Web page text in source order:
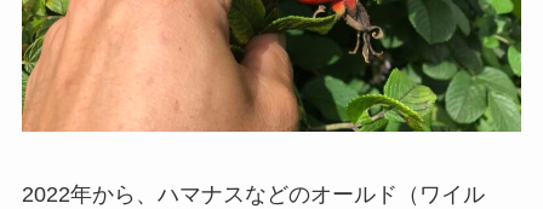
2022年から、ハマナスなどのオールド（ワイル